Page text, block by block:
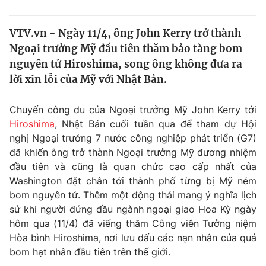
Thế giới
Tin tức
Thế giới đó đây
Câu chuyện quốc tế
Kinh tế
Thị trường
Góc doanh nghiệp
Dữ liệu và đời sống
Truyền hình
Phim VTV
Hậu trường
Nhân vật
Khán giả
Giải sao mai
Giải trí
Điện ảnh
Âm nhạc
Sao
Đời sống
Du lịch
Làm đẹp
Giáo dục
VTV.vn - Ngày 11/4, ông John Kerry trở thành
Ngoại trưởng Mỹ đầu tiên thăm bảo tàng bom
nguyên tử Hiroshima, song ông không đưa ra
lời xin lỗi của Mỹ với Nhật Bản.
Chuyến công du của Ngoại trưởng Mỹ John Kerry tới
Hiroshima, Nhật Bản cuối tuần qua để tham dự Hội
nghị Ngoại trưởng 7 nước công nghiệp phát triển (G7)
đã khiến ông trở thành Ngoại trưởng Mỹ đương nhiệm
đầu tiên và cũng là quan chức cao cấp nhất của
Washington đặt chân tới thành phố từng bị Mỹ ném
bom nguyên tử. Thêm một động thái mang ý nghĩa lịch
sử khi người đứng đầu ngành ngoại giao Hoa Kỳ ngày
hôm qua (11/4) đã viếng thăm Công viên Tưởng niệm
Hòa bình Hiroshima, nơi lưu dấu các nạn nhân của quả
bom hạt nhân đầu tiên trên thế giới.